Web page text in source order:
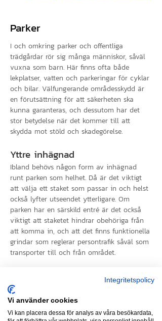
Parker
I och omkring parker och offentliga
trädgårdar rör sig många människor, såväl
vuxna som barn. Här finns ofta både
lekplatser, vatten och parkeringar för cyklar
och bilar. Välfungerande områdesskydd är
en förutsättning för att säkerheten ska
kunna garanteras, och dessutom har det
stor betydelse när det kommer till att
skydda mot stöld och skadegörelse.
Yttre inhägnad
Ibland behövs någon form av inhägnad
runt parken som helhet. Då är det viktigt
att välja ett staket som passar in och helst
också lyfter utseendet ytterligare. Om
parken har en särskild entré är det också
viktigt att staketet hindrar obehöriga från
att komma in, och att det finns funktionella
grindar som reglerar persontrafik såväl som
transporter till och från området.
I en park finns ofta lekplatser eller andra
områden som behöver extra förstärkning
när det gäller områdesskydd. Samtidigt ska
det kännas luftigt och trivsamt, så många
Integritetspolicy
Vi använder cookies
Vi kan placera dessa för analys av våra besökardata,